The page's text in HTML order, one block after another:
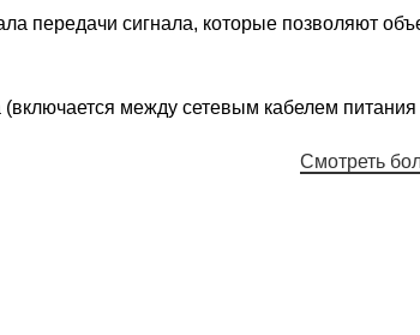
передачи сигнала, которые позволяют
(включается между сетевым кабелем
Смотреть